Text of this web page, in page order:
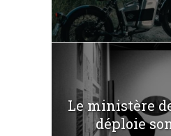
Le ministère
déploie